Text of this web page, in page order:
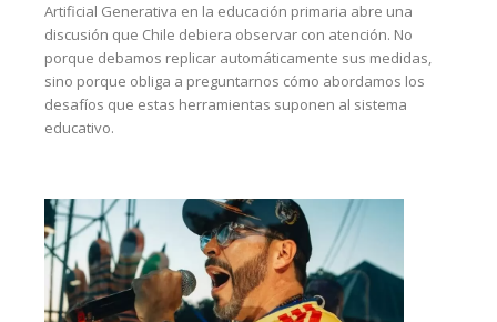
Artificial Generativa en la educación primaria abre una
discusión que Chile debiera observar con atención. No
porque debamos replicar automáticamente sus medidas,
sino porque obliga a preguntarnos cómo abordamos los
desafíos que estas herramientas suponen al sistema
educativo.